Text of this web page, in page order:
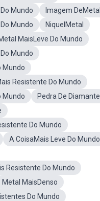
Mundo
Imagem DeMetal
Mundo
NiquelMetal
MaisLeve Do Mundo
Mundo
Mundo
Resistente Do Mundo
Mundo
Pedra De Diamante
Do Mundo
A CoisaMais Leve Do Mundo
Resistente Do Mundo
Metal MaisDenso
Do Mundo